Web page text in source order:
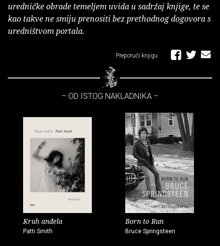
uredničke obrade temeljem uvida u sadržaj knjige, te se
kao takve ne smiju prenositi bez prethodnog dogovora s
uredništvom portala.
Preporuči knjigu
– OD ISTOG NAKLADNIKA –
Kruh anđela
Patti Smith
Born to Run
Bruce Springsteen